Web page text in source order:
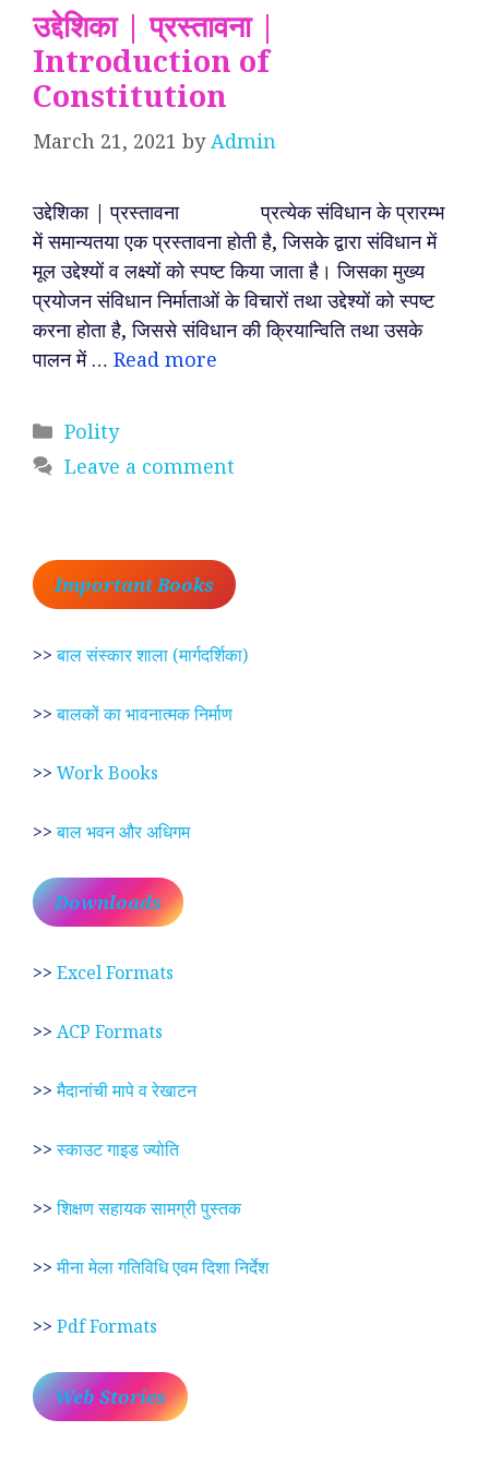
उद्देशिका | प्रस्तावना |
Introduction of
Constitution
March 21, 2021 byAdmin
उद्देशिका | प्रस्तावना प्रत्येक संविधान के प्रारम्भ
में समान्यतया एक प्रस्तावना होती है, जिसके द्वारा संविधान में
मूल उद्देश्यों व लक्ष्यों को स्पष्ट किया जाता है। जिसका मुख्य
प्रयोजन संविधान निर्माताओं के विचारों तथा उद्देश्यों को स्पष्ट
करना होता है, जिससे संविधान की क्रियान्विति तथा उसके
पालन में … Read more
Categories
Polity
Leave a comment
Important Books
>>बाल संस्कार शाला (मार्गदर्शिका)
>>बालकों का भावनात्मक निर्माण
>> Work Books
>>बाल भवन और अधिगम
Downloads
>> Excel Formats
>> ACP Formats
>>मैदानांची मापे व रेखाटन
>>स्काउट गाइड ज्योति
>>शिक्षण सहायक सामग्री पुस्तक
>>मीना मेला गतिविधि एवम दिशा निर्देश
>> Pdf Formats
Web Stories